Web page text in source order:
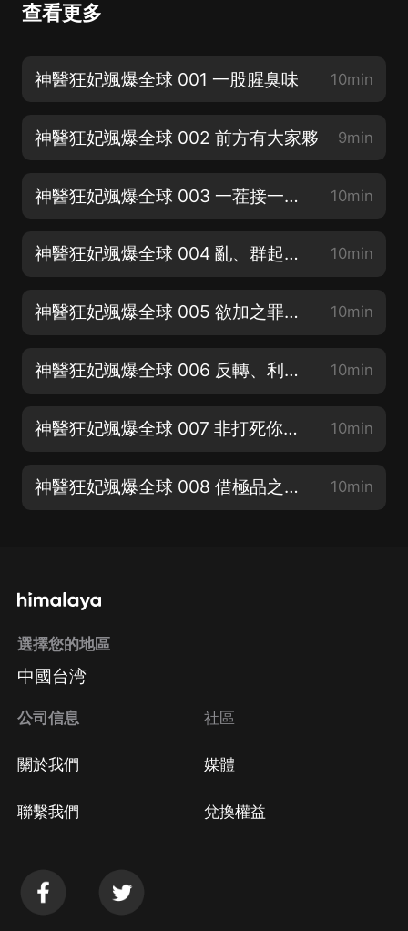
查看更多
神醫狂妃颯爆全球 001 一股腥臭味 10min
神醫狂妃颯爆全球 002 前方有大家夥 9min
神醫狂妃颯爆全球 003 一茬接一茬、驚 10min
神醫狂妃颯爆全球 004 亂、群起而攻 10min
神醫狂妃颯爆全球 005 欲加之罪何患無辭 10min
神醫狂妃颯爆全球 006 反轉、利用、眼睛 10min
神醫狂妃颯爆全球 007 非打死你們不可 10min
神醫狂妃颯爆全球 008 借極品之手，治極品 10min
選擇您的地區
中國台湾
公司信息
關於我們
聯繫我們
社區
媒體
兌換權益